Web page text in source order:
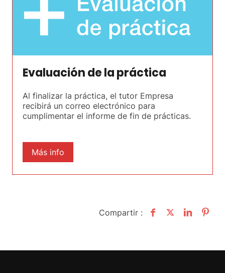
Evaluación de la práctica
Al finalizar la práctica, el tutor Empresa
recibirá un correo electrónico para
cumplimentar el informe de fin de prácticas.
Más info
Compartir :